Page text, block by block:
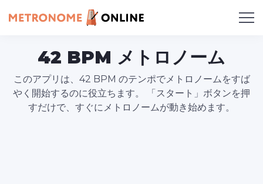
42 BPM メトロノーム
このアプリは、42 BPM のテンポでメトロノームをすば
やく開始するのに役立ちます。 「スタート」ボタンを押
すだけで、すぐにメトロノームが動き始めます。